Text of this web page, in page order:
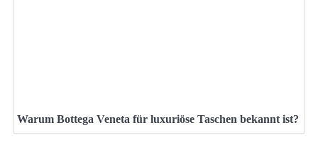
Warum Bottega Veneta für luxuriöse Taschen bekannt ist?